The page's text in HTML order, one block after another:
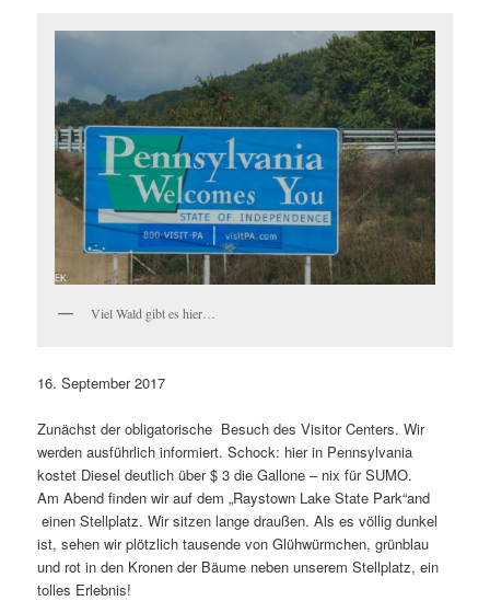
Viel Wald gibt es hier…
16. September 2017
Zunächst der obligatorische Besuch des Visitor Centers. Wir
werden ausführlich informiert. Schock: hier in Pennsylvania
kostet Diesel deutlich über $ 3 die Gallone – nix für SUMO.
Am Abend finden wir auf dem „Raystown Lake State Park“and
einen Stellplatz. Wir sitzen lange draußen. Als es völlig dunkel
ist, sehen wir plötzlich tausende von Glühwürmchen, grünblau
und rot in den Kronen der Bäume neben unserem Stellplatz, ein
tolles Erlebnis!